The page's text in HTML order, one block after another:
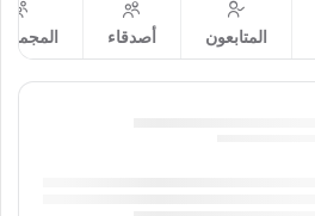
المتابعون أصدقاء